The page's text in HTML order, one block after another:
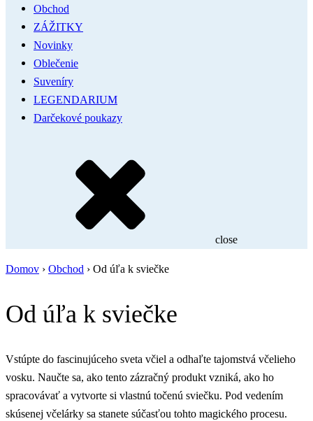
Obchod
ZÁŽITKY
Novinky
Oblečenie
Suveníry
LEGENDARIUM
Darčekové poukazy
close
Domov › Obchod › Od úľa k sviečke
Od úľa k sviečke
Vstúpte do fascinujúceho sveta včiel a odhaľte tajomstvá včelieho
vosku. Naučte sa, ako tento zázračný produkt vzniká, ako ho
spracovávať a vytvorte si vlastnú točenú sviečku. Pod vedením
skúsenej včelárky sa stanete súčasťou tohto magického procesu.